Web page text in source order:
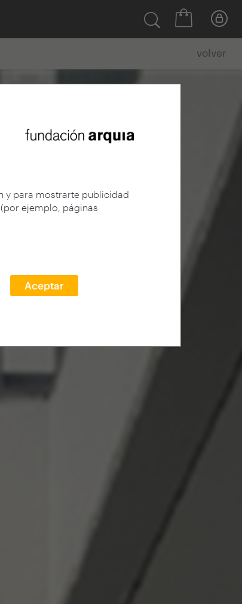
y para mostrarte publicidad
ejemplo, páginas
Aceptar
volver